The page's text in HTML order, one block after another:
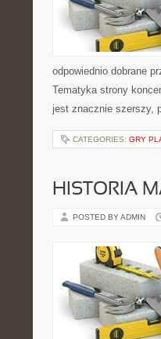
odpowiednio dobrane
Tematyka strony
jest znacznie szerszy,
CATEGORIES: GRY
HISTORIA
POSTED BY ADMIN